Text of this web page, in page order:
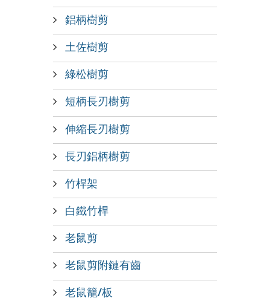
鋁柄樹剪
土佐樹剪
綠松樹剪
短柄長刃樹剪
伸縮長刃樹剪
長刃鋁柄樹剪
竹桿架
白鐵竹桿
老鼠剪
老鼠剪附鏈有齒
老鼠籠/板